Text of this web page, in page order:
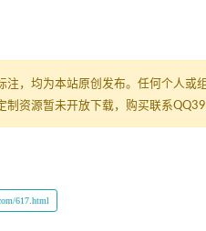
注，均为本站原创发布。任何个人或
制资源暂未开放下载，购买联系
617.html